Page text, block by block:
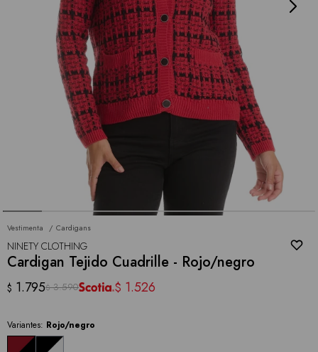
Vestimenta Cardigans
NINETY CLOTHING
Cardigan Tejido Cuadrille - Rojo/negro
$ 1.795$ 3.590 $ 1.526
Variantes: Rojo/negro